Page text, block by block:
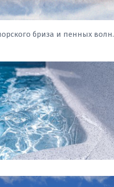
бриза и пенных волн.